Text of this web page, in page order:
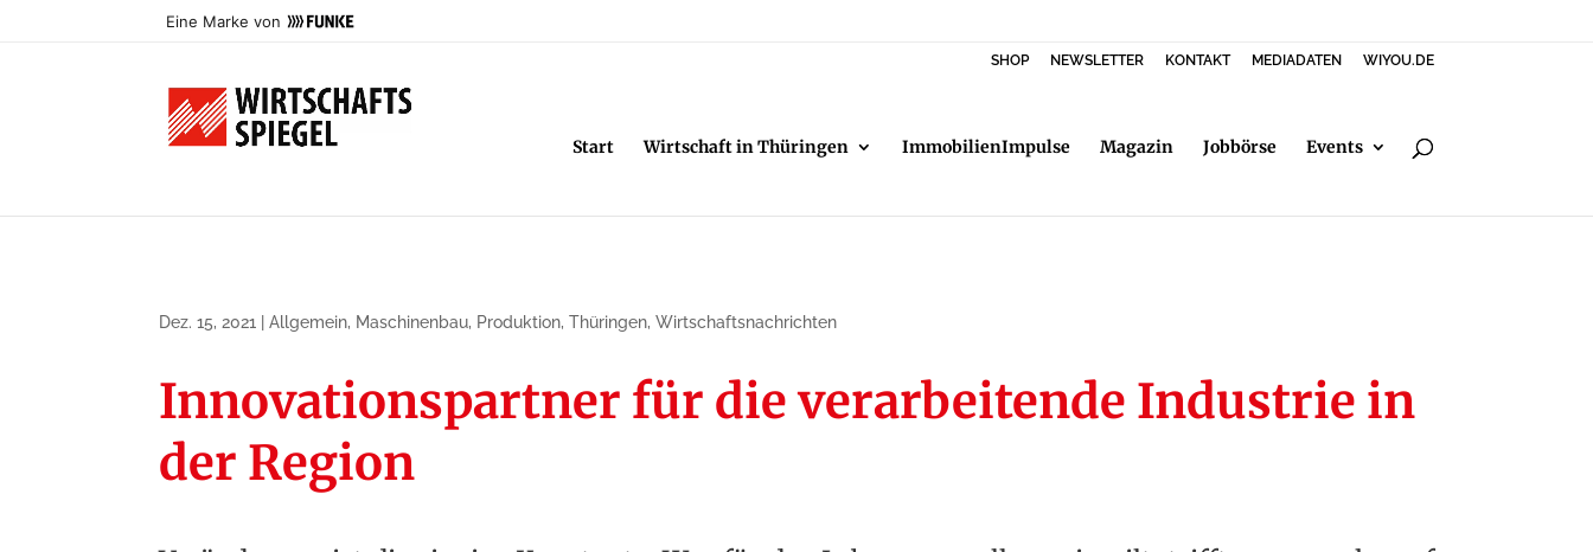
Eine Marke von
SHOP NEWSLETTER KONTAKT MEDIADATEN WIYOU.DE
Start Wirtschaft in Thüringen ImmobilienImpulse Magazin Jobbörse Events
Dez. 15, 2021 |Allgemein, Maschinenbau, Produktion,Thüringen,Wirtschaftsnachrichten
Innovationspartner für die verarbeitende Industrie in
der Region